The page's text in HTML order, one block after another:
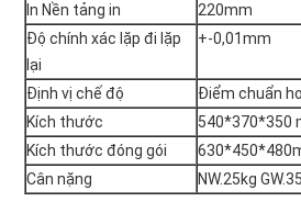
In Nền tảng in
220mm
Độ chính xác lặp đi lặp
lại
+-0,01mm
Định vị chế độ
Điểm chuẩn
Kích thước
540*370*350
Kích thước đóng gói
Cân nặng
NW.25kg